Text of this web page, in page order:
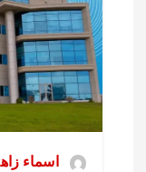
اسماء زاهر تعليم